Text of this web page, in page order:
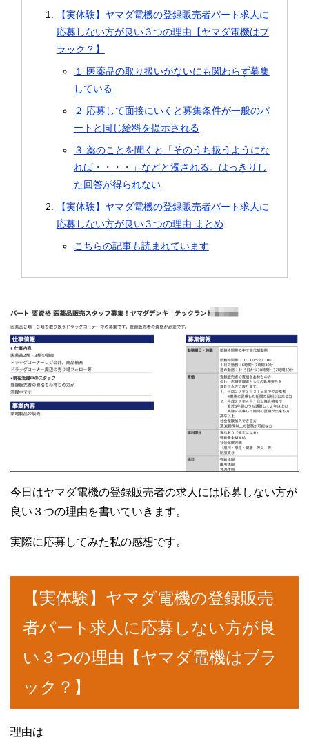
【実体験】ヤマダ電機の登録販売者パート求人に
応募しない方が良い３つの理由【ヤマダ電機はブ
ラック？】
１ 医薬品の取り扱いがないにも関わらず募集
している
２ 応募して面接にいくと募集条件が一般のパ
ートと同じ給料を提示される
３ 薬のことを聞くと「そのうち扱うようにな
れば・・・・」などと濁される。はっきりし
た回答が得られない
【実体験】ヤマダ電機の登録販売者パート求人に
応募しない方が良い３つの理由 まとめ
こちらの記事も読まれています
今日はヤマダ電機の登録販売者の求人には応募しない方が
良い３つの理由を書いていきます。
実際に応募してみた私の感想です。
【実体験】ヤマダ電機の登録販売
者パート求人に応募しない方が良
い３つの理由【ヤマダ電機はブラ
ック？】
理由は